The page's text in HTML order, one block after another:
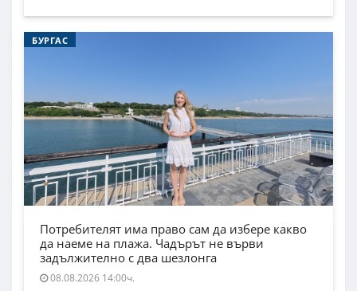
БУРГАС
Потребителят има право сам да избере какво
да наеме на плажа. Чадърът не върви
задължително с два шезлонга
08.08.2026 14:00ч.